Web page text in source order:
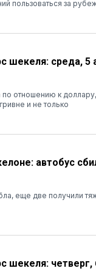
пользоваться за
шекеля: среда, 5
по отношению к
и не только
автобус
еще две получили
шекеля: четверг,